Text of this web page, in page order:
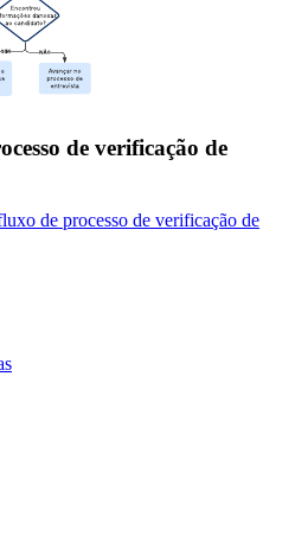
de verificação de
de processo de verificação de